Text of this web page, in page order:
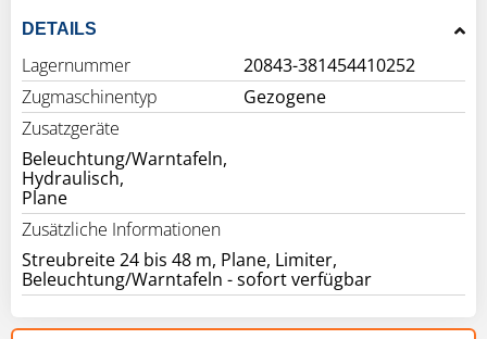
DETAILS
Lagernummer
20843-381454410252
Zugmaschinentyp
Gezogene
Zusatzgeräte
Beleuchtung/Warntafeln,
Hydraulisch,
Plane
Zusätzliche Informationen
Streubreite 24 bis 48 m, Plane, Limiter,
Beleuchtung/Warntafeln - sofort verfügbar